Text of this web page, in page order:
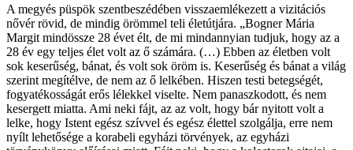
A megyés püspök szentbeszédében visszaemlékezett a vizitációs
nővér rövid, de mindig örömmel teli életútjára. „Bogner Mária
Margit mindössze 28 évet élt, de mi mindannyian tudjuk, hogy az a
28 év egy teljes élet volt az ő számára. (…) Ebben az életben volt
sok keserűség, bánat, és volt sok öröm is. Keserűség és bánat a világ
szerint megítélve, de nem az ő lelkében. Hiszen testi betegségét,
fogyatékosságát erős lélekkel viselte. Nem panaszkodott, és nem
kesergett miatta. Ami neki fájt, az az volt, hogy bár nyitott volt a
lelke, hogy Istent egész szívvel és egész élettel szolgálja, erre nem
nyílt lehetősége a korabeli egyházi törvények, az egyházi